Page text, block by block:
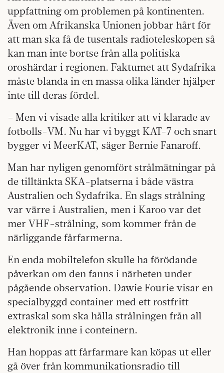
uppfattning om problemen på kontinenten.
Även om Afrikanska Unionen jobbar hårt för
att man ska få de tusentals radioteleskopen så
kan man inte bortse från alla politiska
oroshärdar i regionen. Faktumet att Sydafrika
måste blanda in en massa olika länder hjälper
inte till deras fördel.
– Men vi visade alla kritiker att vi klarade av
fotbolls-VM. Nu har vi byggt KAT-7 och snart
bygger vi MeerKAT, säger Bernie Fanaroff.
Man har nyligen genomfört strålmätningar på
de tilltänkta SKA-platserna i både västra
Australien och Sydafrika. En slags strålning
var värre i Australien, men i Karoo var det
mer VHF-strålning, som kommer från de
närliggande fårfarmerna.
En enda mobiltelefon skulle ha förödande
påverkan om den fanns i närheten under
pågående observation. Dawie Fourie visar en
specialbyggd container med ett rostfritt
extraskal som ska hålla strålningen från all
elektronik inne i conteinern.
Han hoppas att fårfarmare kan köpas ut eller
gå över från kommunikationsradio till